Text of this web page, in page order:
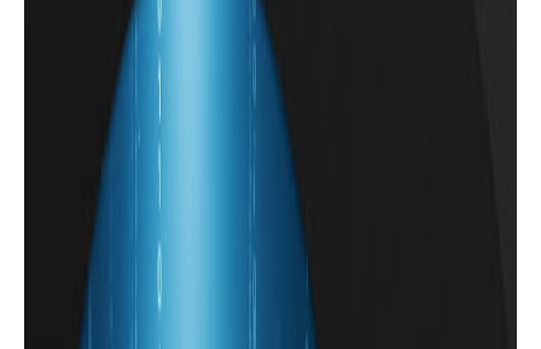
برنامج الة حاسبة اخفاء الصور والتطبيقات